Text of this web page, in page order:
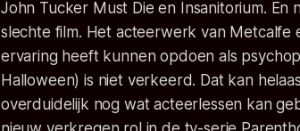
John Tucker Must Die en Insanitorium. En
slechte film. Het acteerwerk van Metcalfe
ervaring heeft kunnen opdoen als
Halloween) is niet verkeerd. Dat kan
overduidelijk nog wat acteerlessen kan